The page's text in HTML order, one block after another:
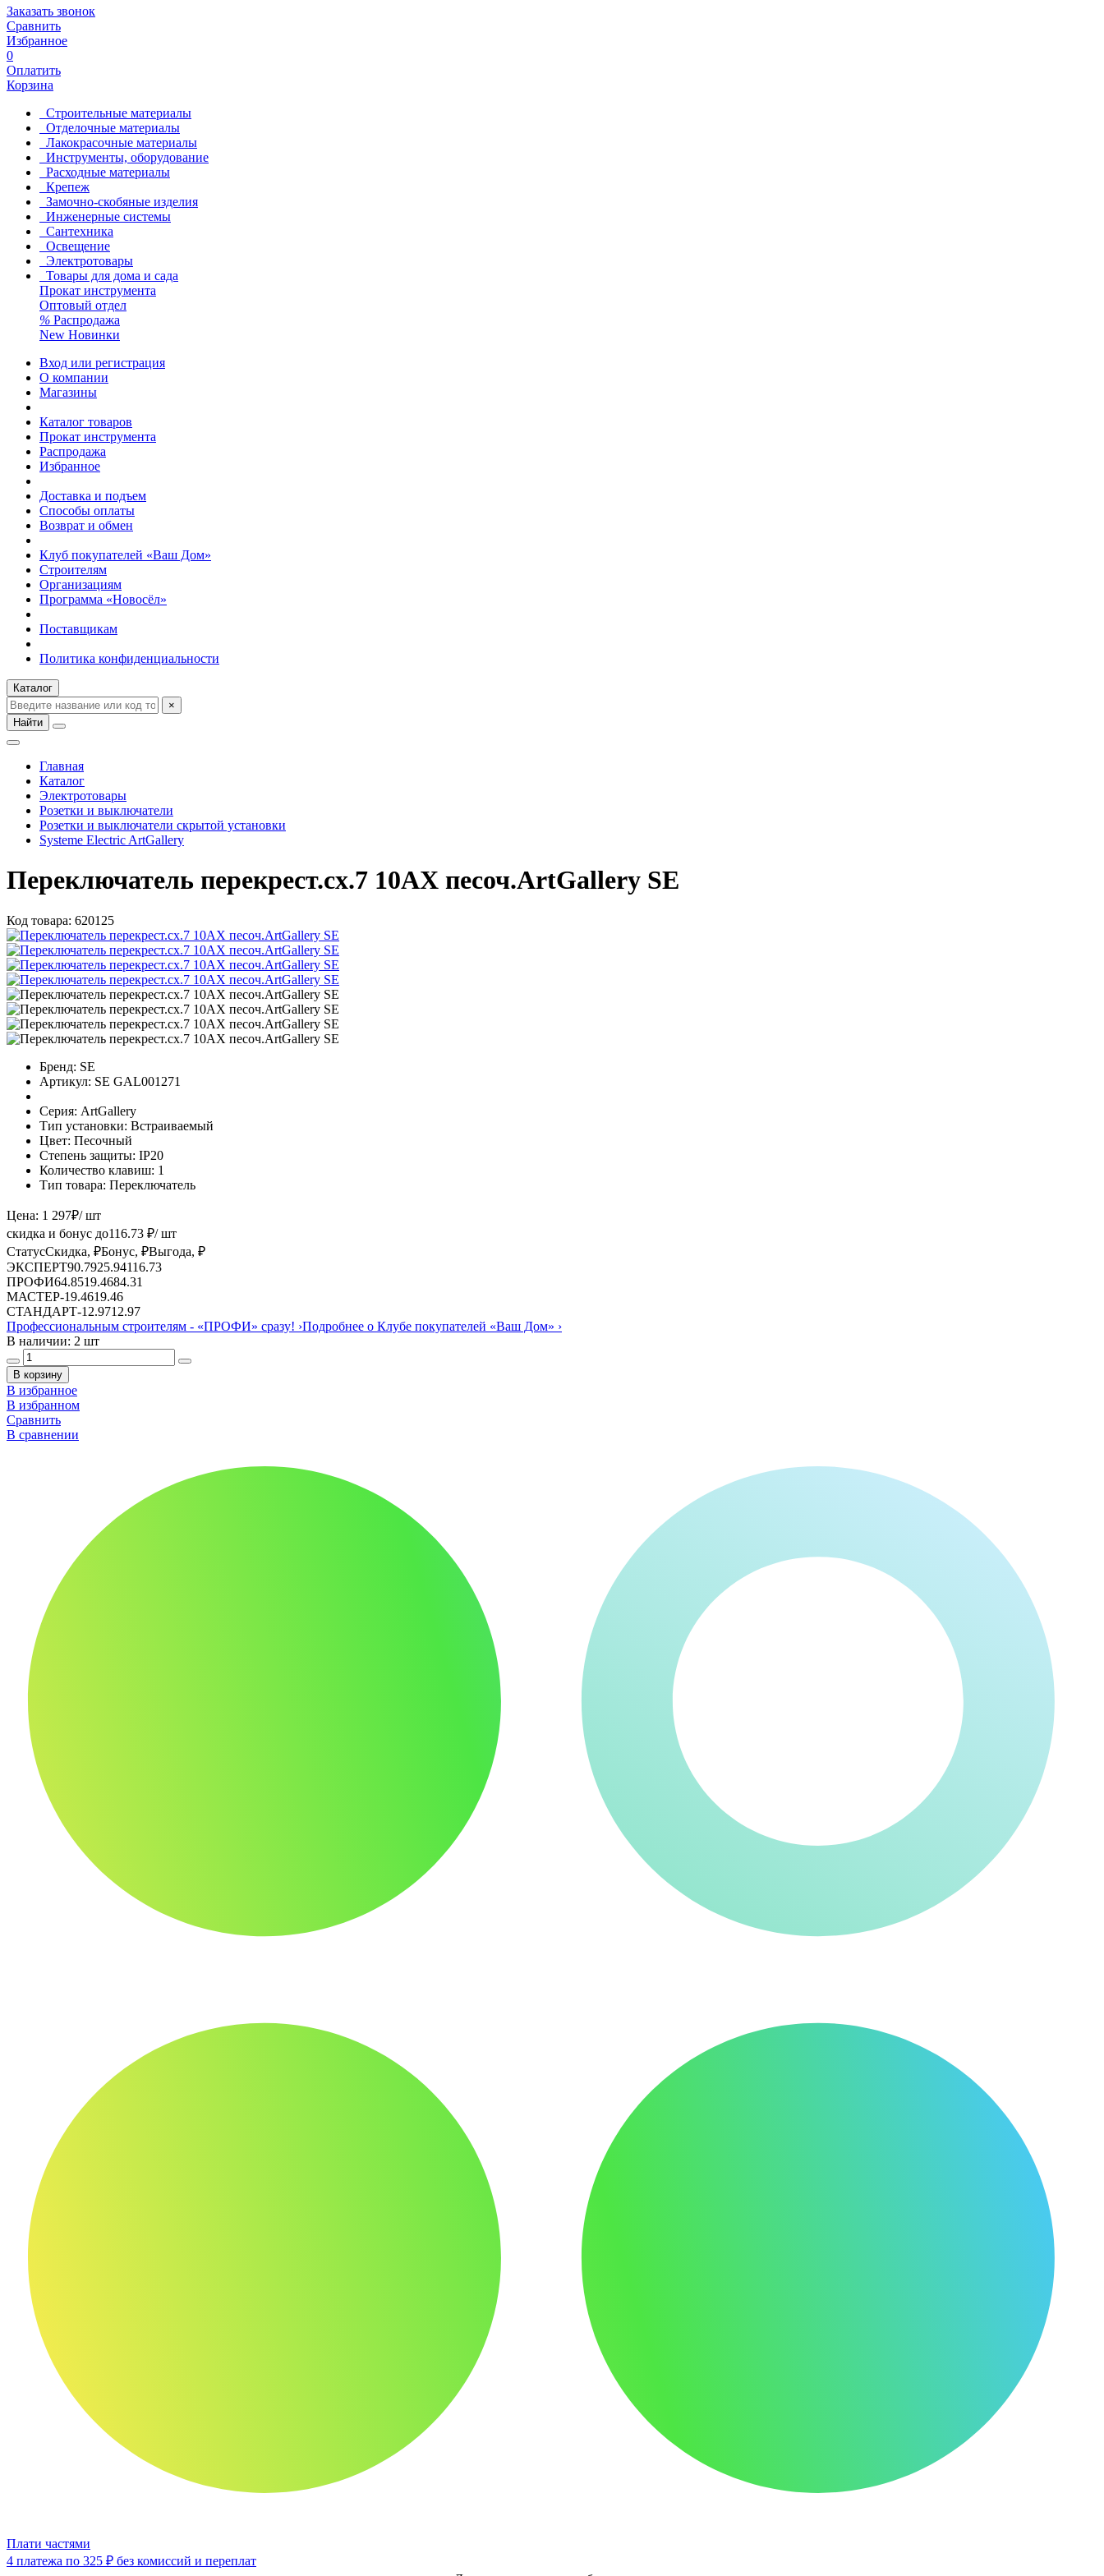
Заказать звонок
Сравнить
Избранное
0
Оплатить
Корзина
Строительные материалы
Отделочные материалы
Лакокрасочные материалы
Инструменты, оборудование
Расходные материалы
Крепеж
Замочно-скобяные изделия
Инженерные системы
Сантехника
Освещение
Электротовары
Товары для дома и сада
Прокат инструмента
Оптовый отдел
% Распродажа
New Новинки
Вход или регистрация
О компании
Магазины
Каталог товаров
Прокат инструмента
Распродажа
Избранное
Доставка и подъем
Способы оплаты
Возврат и обмен
Клуб покупателей «Ваш Дом»
Строителям
Организациям
Программа «Новосёл»
Поставщикам
Политика конфиденциальности
Каталог
×
Найти
Главная
Каталог
Электротовары
Розетки и выключатели
Розетки и выключатели скрытой установки
Systeme Electric ArtGallery
Переключатель перекрест.сх.7 10АХ песоч.ArtGallery SE
Код товара: 620125
Бренд: SE
Артикул: SE GAL001271
Серия: ArtGallery
Тип установки: Встраиваемый
Цвет: Песочный
Степень защиты: IP20
Количество клавиш: 1
Тип товара: Переключатель
Цена: 1 297₽/ шт
скидка и бонус до116.73 ₽/ шт
СтатусСкидка, ₽Бонус, ₽Выгода, ₽
ЭКСПЕРТ90.7925.94116.73
ПРОФИ64.8519.4684.31
МАСТЕР-19.4619.46
СТАНДАРТ-12.9712.97
Профессиональным строителям - «ПРОФИ» сразу! ›Подробнее о Клубе покупателей «Ваш Дом» ›
В наличии: 2 шт
В корзину
В избранное
В избранном
Сравнить
В сравнении
Плати частями
4 платежа по 325 ₽ без комиссий и переплат